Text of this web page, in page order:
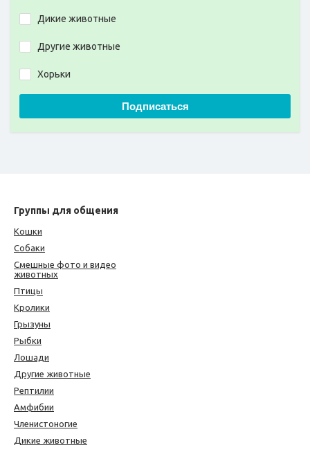
Дикие животные
Другие животные
Хорьки
Подписаться
Группы для общения
Кошки
Собаки
Смешные фото и видео
животных
Птицы
Кролики
Грызуны
Рыбки
Лошади
Другие животные
Рептилии
Амфибии
Членистоногие
Дикие животные